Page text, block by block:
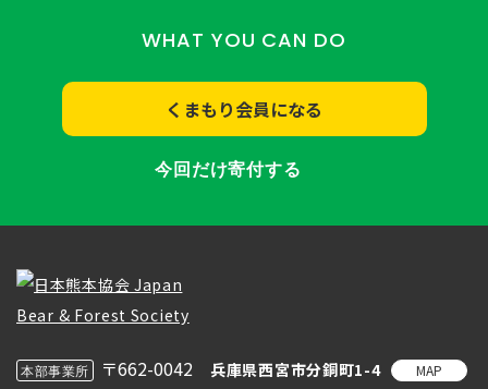
WHAT YOU CAN DO
くまもり会員になる
今回だけ寄付する
本部事業所 〒662-0042 兵庫県西宮市分銅町1-4 MAP